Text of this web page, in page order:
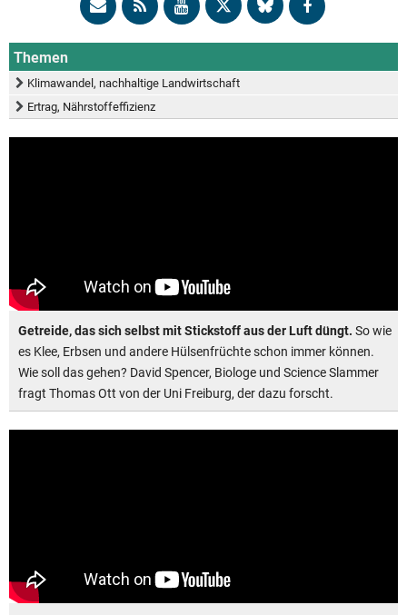
Themen
Klimawandel, nachhaltige Landwirtschaft
Ertrag, Nährstoffeffizienz
Getreide, das sich selbst mit Stickstoff aus der Luft düngt. So wie
es Klee, Erbsen und andere Hülsenfrüchte schon immer können.
Wie soll das gehen? David Spencer, Biologe und Science Slammer
fragt Thomas Ott von der Uni Freiburg, der dazu forscht.